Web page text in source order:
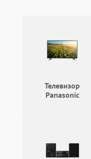
Не включается
Не подает парТелевизор
Panasonic